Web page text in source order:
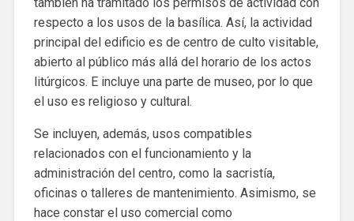
respecto a los usos de la basílica. Así, la actividad
principal del edificio es de centro de culto visitable,
abierto al público más allá del horario de los actos
litúrgicos. E incluye una parte de museo, por lo que
el uso es religioso y cultural.
Se incluyen, además, usos compatibles
relacionados con el funcionamiento y la
administración del centro, como la sacristía,
oficinas o talleres de mantenimiento. Asimismo, se
hace constar el uso comercial como